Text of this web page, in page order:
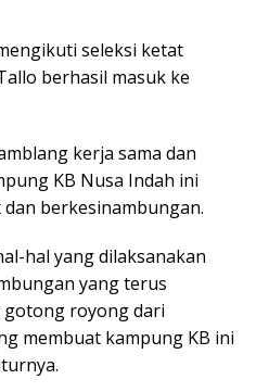
seleksi ketat
berhasil masuk ke
kerja sama dan
KB Nusa Indah ini
berkesinambungan.
hal yang dilaksanakan
yang terus
gotong royong dari
membuat kampung KB ini